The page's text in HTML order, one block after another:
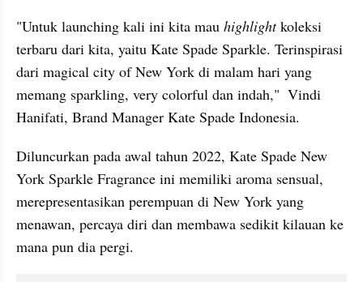
"Untuk launching kali ini kita mau highlight koleksi
terbaru dari kita, yaitu Kate Spade Sparkle. Terinspirasi
dari magical city of New York di malam hari yang
memang sparkling, very colorful dan indah,"  Vindi
Hanifati, Brand Manager Kate Spade Indonesia.
Diluncurkan pada awal tahun 2022, Kate Spade New
York Sparkle Fragrance ini memiliki aroma sensual,
merepresentasikan perempuan di New York yang
menawan, percaya diri dan membawa sedikit kilauan ke
mana pun dia pergi.